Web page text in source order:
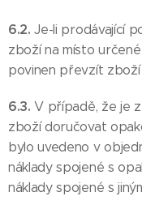
6.2.Je-li prodávající
zboží na místo
povinen převzít zboží
6.3.V případě, že je
zboží doručovat
bylo uvedeno v
náklady spojené s
náklady spojené s